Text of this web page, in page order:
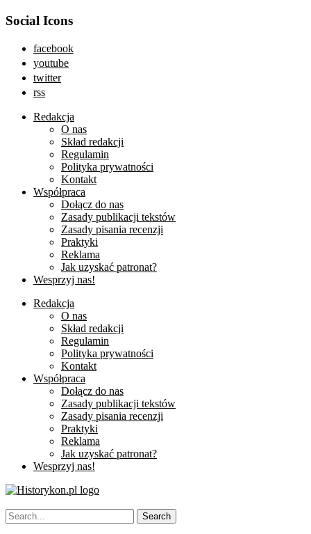
Social Icons
facebook
youtube
twitter
rss
Redakcja
O nas
Skład redakcji
Regulamin
Polityka prywatności
Kontakt
Współpraca
Dołącz do nas
Zasady publikacji tekstów
Zasady pisania recenzji
Praktyki
Reklama
Jak uzyskać patronat?
Wesprzyj nas!
Redakcja
O nas
Skład redakcji
Regulamin
Polityka prywatności
Kontakt
Współpraca
Dołącz do nas
Zasady publikacji tekstów
Zasady pisania recenzji
Praktyki
Reklama
Jak uzyskać patronat?
Wesprzyj nas!